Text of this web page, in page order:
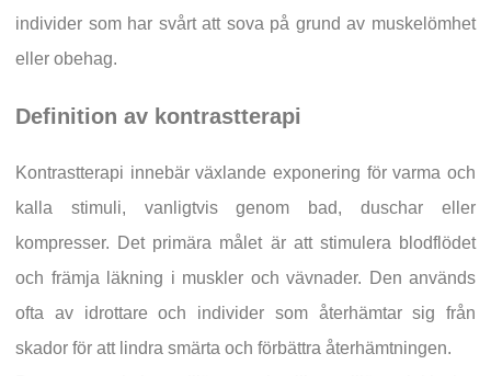
individer som har svårt att sova på grund av muskelömhet
eller obehag.
Definition av kontrastterapi
Kontrastterapi innebär växlande exponering för varma och
kalla stimuli, vanligtvis genom bad, duschar eller
kompresser. Det primära målet är att stimulera blodflödet
och främja läkning i muskler och vävnader. Den används
ofta av idrottare och individer som återhämtar sig från
skador för att lindra smärta och förbättra återhämtningen.